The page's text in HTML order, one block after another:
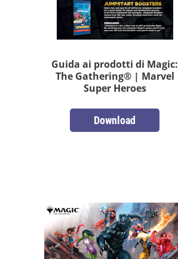
Guida ai prodotti di Magic:
The Gathering® | Marvel
Super Heroes
Download